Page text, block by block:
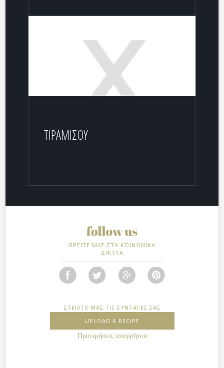
ΤΙΡΑΜΙΣΟΥ
ΒΡΕΙΤΕ ΜΑΣ ΣΤΑ ΚΟΙΝΩΝΙΚΑ
ΔΙΚΤΥΑ
ΣΤΕΙΛΤΕ ΜΑΣ ΤΙΣ ΣΥΝΤΑΓΕΣ ΣΑΣ
UPLOAD A RECIPE
Προτιμήσεις απορρήτου